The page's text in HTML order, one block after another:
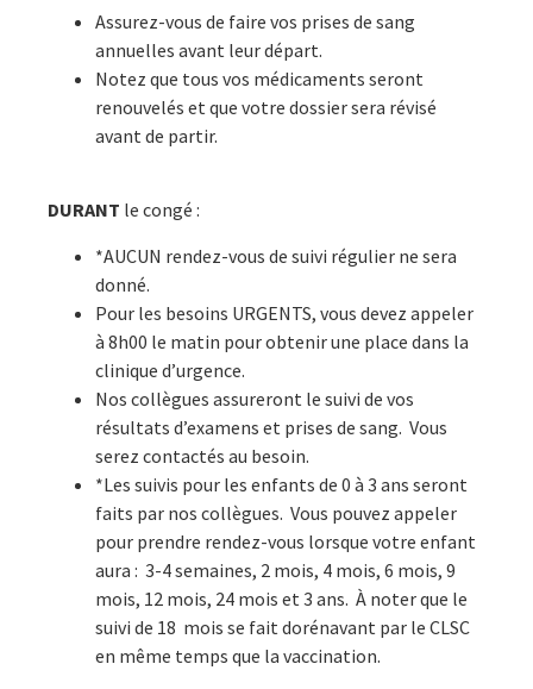
Assurez-vous de faire vos prises de sang
annuelles avant leur départ.
Notez que tous vos médicaments seront
renouvelés et que votre dossier sera révisé
avant de partir.
DURANT le congé :
*AUCUN rendez-vous de suivi régulier ne sera
donné.
Pour les besoins URGENTS, vous devez appeler
à 8h00 le matin pour obtenir une place dans la
clinique d’urgence.
Nos collègues assureront le suivi de vos
résultats d’examens et prises de sang. Vous
serez contactés au besoin.
*Les suivis pour les enfants de 0 à 3 ans seront
faits par nos collègues. Vous pouvez appeler
pour prendre rendez-vous lorsque votre enfant
aura : 3-4 semaines, 2 mois, 4 mois, 6 mois, 9
mois, 12 mois, 24 mois et 3 ans. À noter que le
suivi de 18 mois se fait dorénavant par le CLSC
en même temps que la vaccination.